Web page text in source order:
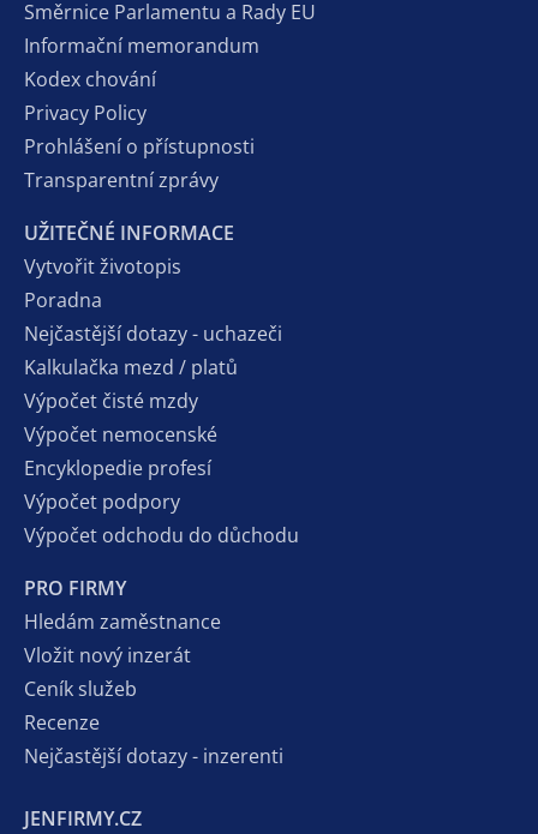
Směrnice Parlamentu a Rady EU
Informační memorandum
Kodex chování
Privacy Policy
Prohlášení o přístupnosti
Transparentní zprávy
UŽITEČNÉ INFORMACE
Vytvořit životopis
Poradna
Nejčastější dotazy - uchazeči
Kalkulačka mezd / platů
Výpočet čisté mzdy
Výpočet nemocenské
Encyklopedie profesí
Výpočet podpory
Výpočet odchodu do důchodu
PRO FIRMY
Hledám zaměstnance
Vložit nový inzerát
Ceník služeb
Recenze
Nejčastější dotazy - inzerenti
JENFIRMY.CZ